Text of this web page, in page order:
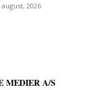
august, 2026
MEDIER A/S